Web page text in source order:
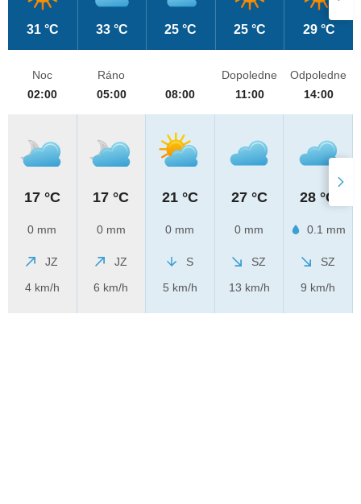
31 °C 33 °C 25 °C 25 °C 29 °C
Noc
02:00
17 °C
0 mm
JZ
4 km/h
Ráno
05:00
17 °C
0 mm
JZ
6 km/h
08:00
21 °C
0 mm
S
5 km/h
Dopoledne
11:00
27 °C
0 mm
SZ
13 km/h
Odpoledne
14:00
28 °C
0.1 mm
SZ
9 km/h